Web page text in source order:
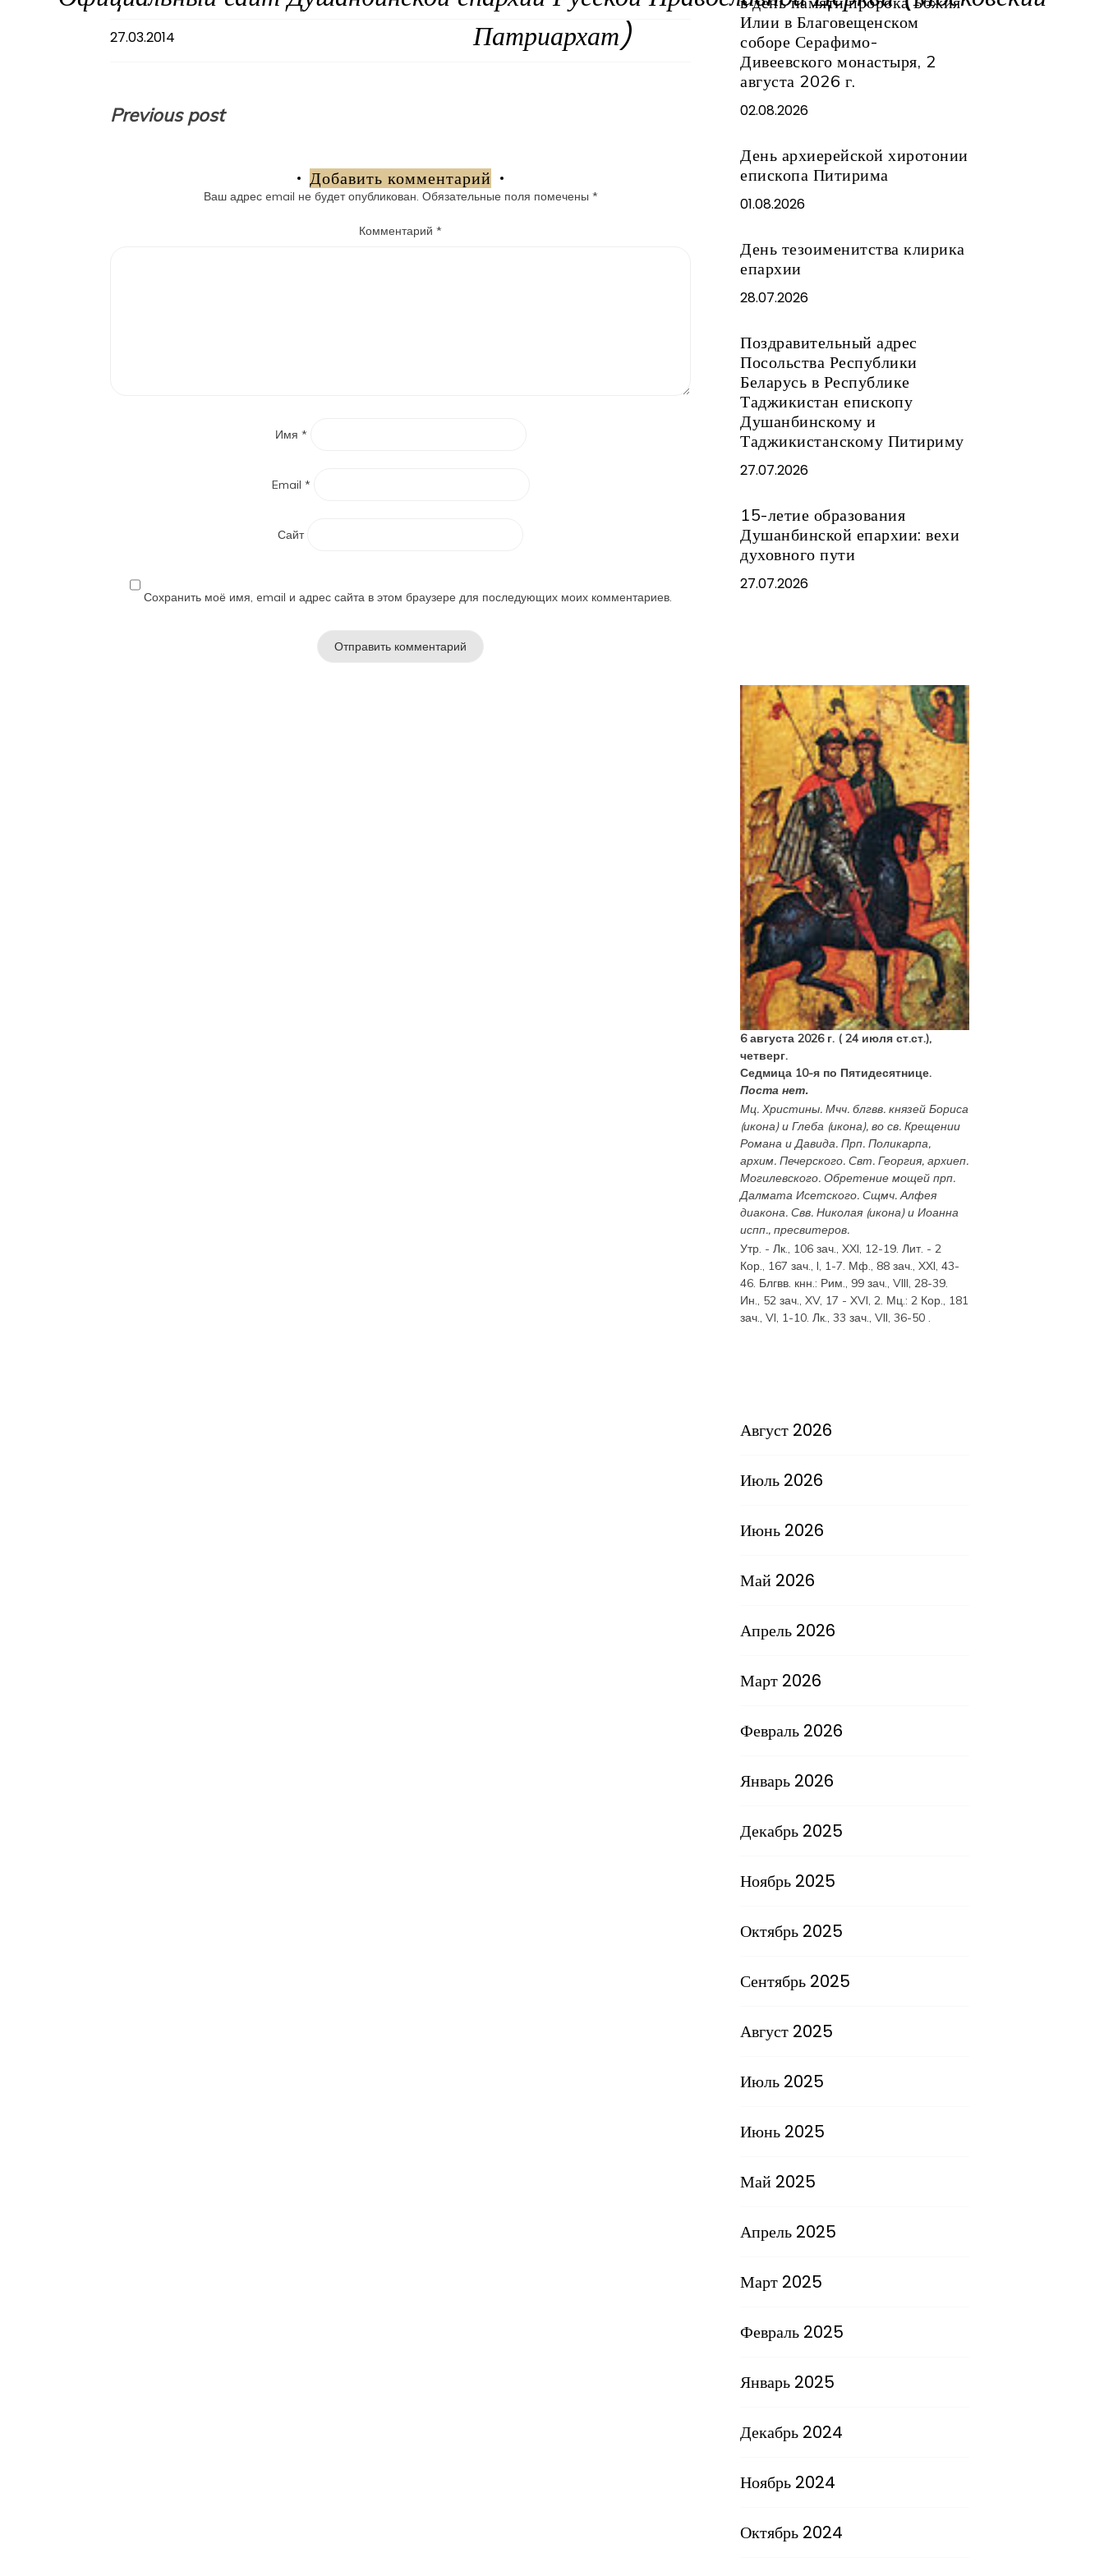
Патриархат)
27.03.2014
Навигация
Previous post
Добавить комментарий
Ваш адрес email не будет опубликован. Обязательные поля помечены *
Комментарий*
Имя *
Email *
Сайт
Сохранить моё имя, email и адрес сайта в этом браузере для последующих моих комментариев.
Илии в Благовещенском
соборе Серафимо-
Дивеевского монастыря, 2
августа 2026 г.
02.08.2026
День архиерейской хиротонии
епископа Питирима
01.08.2026
День тезоименитства клирика
епархии
28.07.2026
Поздравительный адрес
Посольства Республики
Беларусь в Республике
Таджикистан епископу
Душанбинскому и
Таджикистанскому Питириму
27.07.2026
15-летие образования
Душанбинской епархии: вехи
духовного пути
27.07.2026
6 августа 2026 г. ( 24 июля ст.ст.),
четверг.
Седмица 10-я по Пятидесятнице.
Поста нет.
Мц.Христины. Мчч. блгвв. князейБориса
(икона) иГлеба (икона), во св. Крещении
Романа и Давида. Прп.Поликарпа,
архим. Печерского. Свт.Георгия, архиеп.
Могилевского. Обретение мощей прп.
Далмата Исетского. Сщмч.Алфея
диакона. Свв.Николая (икона) иИоанна
испп., пресвитеров.
Утр. -Лк., 106 зач., XXI, 12-19. Лит. -2
Кор., 167 зач., I, 1-7. Мф., 88 зач., XXI, 43-
46. Блгвв. кнн.: Рим., 99 зач., VIII, 28-39.
Ин., 52 зач., XV, 17 - XVI, 2. Мц.:2 Кор., 181
зач., VI, 1-10. Лк., 33 зач., VII, 36-50 .
Август 2026
Июль 2026
Июнь 2026
Май 2026
Апрель 2026
Март 2026
Февраль 2026
Январь 2026
Декабрь 2025
Ноябрь 2025
Октябрь 2025
Сентябрь 2025
Август 2025
Июль 2025
Июнь 2025
Май 2025
Апрель 2025
Март 2025
Февраль 2025
Январь 2025
Декабрь 2024
Ноябрь 2024
Октябрь 2024